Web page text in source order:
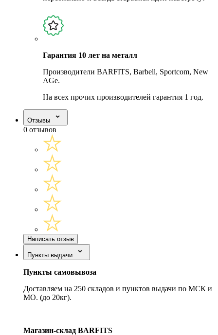
Гарантия 10 лет на металл
Производители BARFITS, Barbell, Sportcom, New
AGe.
На всех прочих производителей гарантия 1 год.
Отзывы
0 отзывов
Написать отзыв
Пункты выдачи
Пункты самовывоза
Доставляем на 250 складов и пунктов выдачи по МСК и
МО. (до 20кг).
Магазин-склад BARFITS